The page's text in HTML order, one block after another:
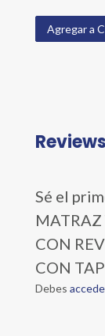
Agregar a
Reviews
Sé el
MATRAZ
CON
CON
Debes